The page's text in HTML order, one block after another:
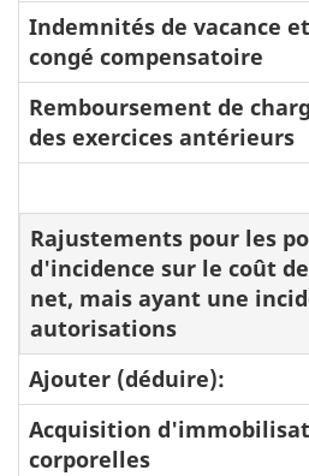
Indemnités de vacance et
congé compensatoire
Remboursement de
des exercices antérieurs
Rajustements pour les
d'incidence sur le coût
net, mais ayant une
autorisations
Ajouter (déduire):
Acquisition
corporelles